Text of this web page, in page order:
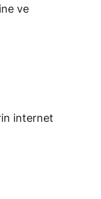
ve
internet